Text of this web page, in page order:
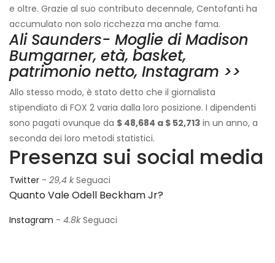
e oltre. Grazie al suo contributo decennale, Centofanti ha
accumulato non solo ricchezza ma anche fama.
Ali Saunders- Moglie di Madison
Bumgarner, età, basket,
patrimonio netto, Instagram >>
Allo stesso modo, è stato detto che il giornalista
stipendiato di FOX 2 varia dalla loro posizione. I dipendenti
sono pagati ovunque da $ 48,684 a $ 52,713 in un anno, a
seconda dei loro metodi statistici.
Presenza sui social media
Twitter - 29,4 kSeguaci
Quanto Vale Odell Beckham Jr?
Instagram - 4.8kSeguaci